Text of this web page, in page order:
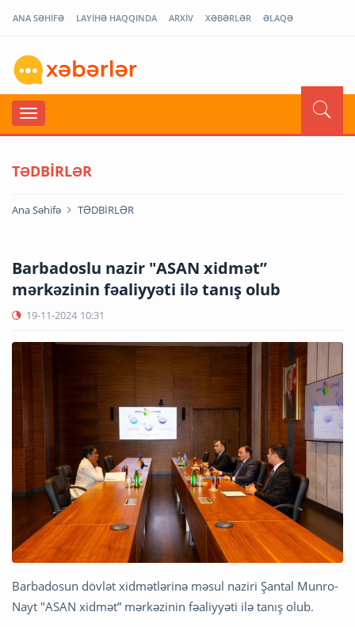
ANA SƏHİFƏ LAYİHƏ HAQQINDA ARXİV XƏBƏRLƏR ƏLAQƏ
TƏDBİRLƏR
Ana Səhifə TƏDBİRLƏR
Barbadoslu nazir "ASAN xidmət”
mərkəzinin fəaliyyəti ilə tanış olub
19-11-2024 10:31
Barbadosun dövlət xidmətlərinə məsul naziri Şantal Munro-
Nayt "ASAN xidmət” mərkəzinin fəaliyyəti ilə tanış olub.